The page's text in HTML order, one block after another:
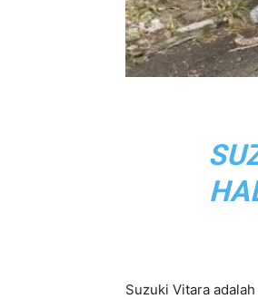
Suzuki Vitara